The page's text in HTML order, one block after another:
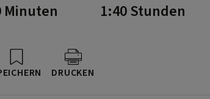
Minuten 1:40 Stunden
DRUCKEN